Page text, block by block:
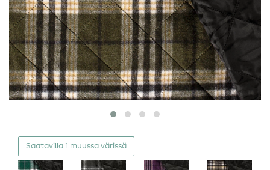
Saatavilla 1 muussa värissä